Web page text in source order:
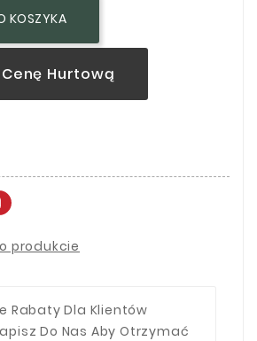
KOSZYKA
Hurtową
produkcie
Rabaty Dla Klientów
Do Nas Aby Otrzymać